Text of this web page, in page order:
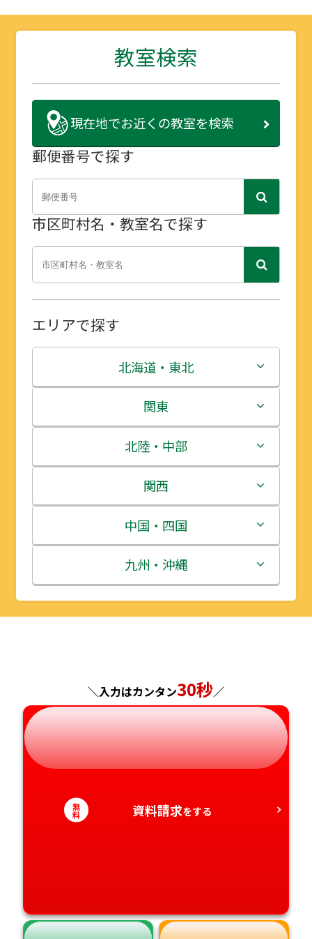
教室検索
現在地でお近くの教室を検索
郵便番号で探す
市区町村名・教室名で探す
エリアで探す
北海道・東北
北海道
青森県
岩手県
宮城県
秋田県
山形県
関東
茨城県
栃木県
群馬県
埼玉県
千葉県
北陸・中部
新潟県
富山県
石川県
福井県
岐阜県
静岡県
関西
三重県
滋賀県
京都府
奈良県
和歌山県
中国・四国
鳥取県
島根県
山口県
徳島県
九州・沖縄
福岡県
熊本県
大分県
＼入力はカンタン30秒／
無
料 資料請求をする